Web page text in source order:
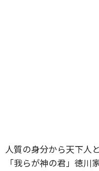
人質の身分から天下人
「我らが神の君」徳川